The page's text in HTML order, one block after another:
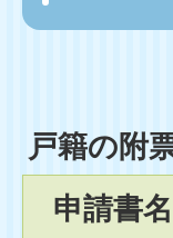
戸籍の附
申請書名